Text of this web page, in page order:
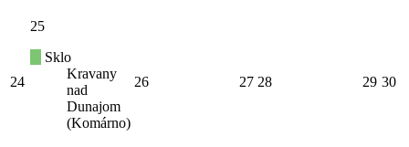
24
25
Sklo
Kravany
nad
Dunajom
(Komárno)
26 27 28 29 30